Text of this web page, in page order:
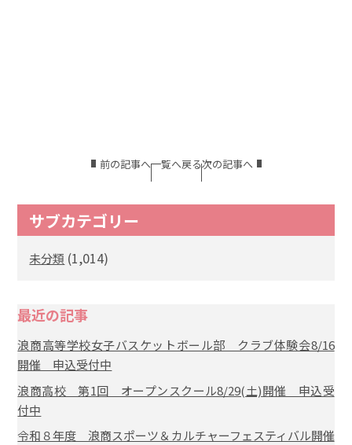
前の記事へ一覧へ戻る次の記事へ
サブカテゴリー
未分類 (1,014)
最近の記事
浪商高等学校女子バスケットボール部 クラブ体験会8/16
開催 申込受付中
浪商高校 第1回 オープンスクール8/29(土)開催 申込受
付中
令和８年度 浪商スポーツ＆カルチャーフェスティバル開催